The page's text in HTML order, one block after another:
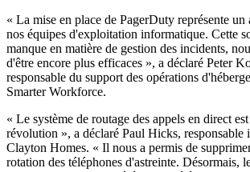
« La mise en place de PagerDuty représente
nos équipes d'exploitation informatique. Cette
manque en matière de gestion des incidents,
d'être encore plus efficaces », a déclaré Peter
responsable du support des opérations
Smarter Workforce.
« Le système de routage des appels en direct
révolution », a déclaré Paul Hicks, responsable
Clayton Homes. « Il nous a permis de
rotation des téléphones d'astreinte. Désormais,